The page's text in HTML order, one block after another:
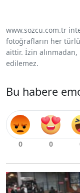
www.sozcu.com.tr
fotoğrafların her türlü
aittir. İzin
edilemez.
Bu habere